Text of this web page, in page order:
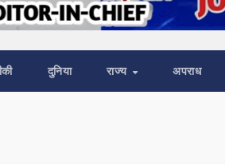
दुनिया राज्य अपराध